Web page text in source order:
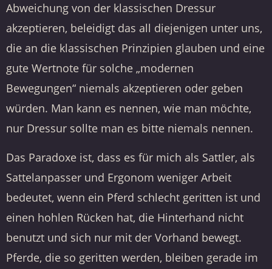
Abweichung von der klassischen Dressur
akzeptieren, beleidigt das all diejenigen unter uns,
die an die klassischen Prinzipien glauben und eine
gute Wertnote für solche „modernen
Bewegungen“ niemals akzeptieren oder geben
würden. Man kann es nennen, wie man möchte,
nur Dressur sollte man es bitte niemals nennen.
Das Paradoxe ist, dass es für mich als Sattler, als
Sattelanpasser und Ergonom weniger Arbeit
bedeutet, wenn ein Pferd schlecht geritten ist und
einen hohlen Rücken hat, die Hinterhand nicht
benutzt und sich nur mit der Vorhand bewegt.
Pferde, die so geritten werden, bleiben gerade im